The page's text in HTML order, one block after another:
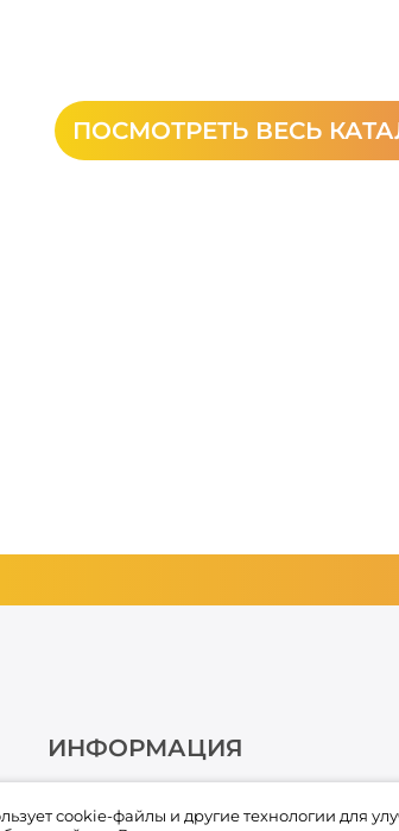
ПОСМОТРЕТЬ ВЕСЬ
ИНФОРМАЦИЯ
О компании
cookie-файлы и другие технологии для